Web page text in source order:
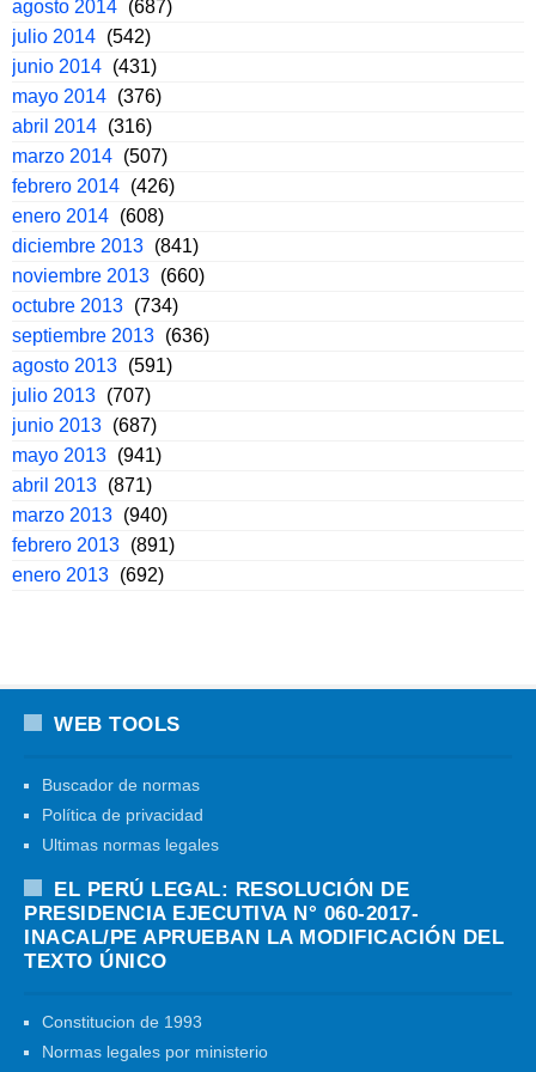
agosto 2014 (687)
julio 2014 (542)
junio 2014 (431)
mayo 2014 (376)
abril 2014 (316)
marzo 2014 (507)
febrero 2014 (426)
enero 2014 (608)
diciembre 2013 (841)
noviembre 2013 (660)
octubre 2013 (734)
septiembre 2013 (636)
agosto 2013 (591)
julio 2013 (707)
junio 2013 (687)
mayo 2013 (941)
abril 2013 (871)
marzo 2013 (940)
febrero 2013 (891)
enero 2013 (692)
WEB TOOLS
Buscador de normas
Política de privacidad
Ultimas normas legales
EL PERÚ LEGAL: RESOLUCIÓN DE
PRESIDENCIA EJECUTIVA N° 060-2017-
INACAL/PE APRUEBAN LA MODIFICACIÓN DEL
TEXTO ÚNICO
Constitucion de 1993
Normas legales por ministerio